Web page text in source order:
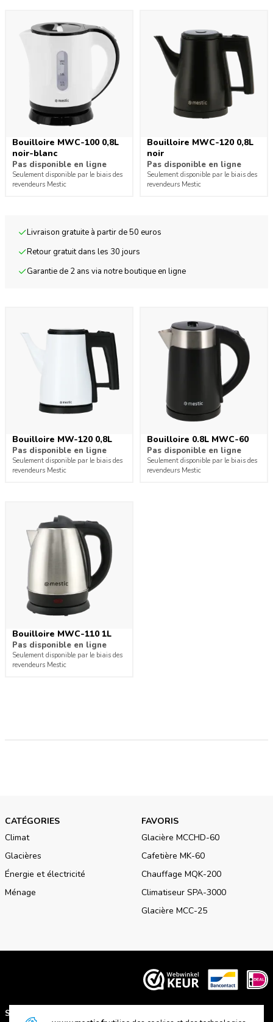
Bouilloire MWC-100 0,8L
noir-blanc
Pas disponible en ligne
Seulement disponible par le biais des
revendeurs Mestic
Bouilloire MWC-120 0,8L
noir
Pas disponible en ligne
Seulement disponible par le biais des
revendeurs Mestic
Livraison gratuite à partir de 50 euros
Retour gratuit dans les 30 jours
Garantie de 2 ans via notre boutique en ligne
Bouilloire MW-120 0,8L
Pas disponible en ligne
Seulement disponible par le biais des
revendeurs Mestic
Bouilloire 0.8L MWC-60
Pas disponible en ligne
Seulement disponible par le biais des
revendeurs Mestic
Bouilloire MWC-110 1L
Pas disponible en ligne
Seulement disponible par le biais des
revendeurs Mestic
CATÉGORIES
Climat
Glacières
Énergie et électricité
Ménage
FAVORIS
Glacière MCCHD-60
Cafetière MK-60
Chauffage MQK-200
Climatiseur SPA-3000
Glacière MCC-25
SUPPORT